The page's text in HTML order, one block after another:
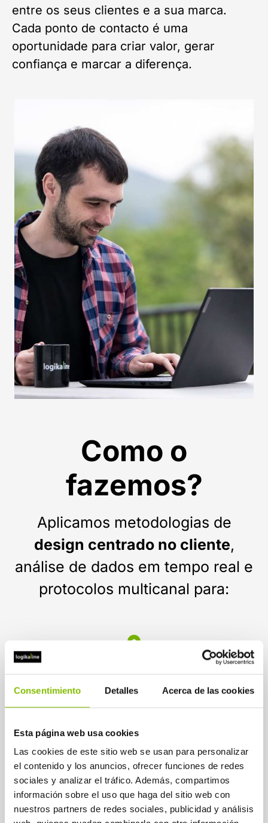
Consentimiento Detalles Acerca de las cookies
Esta página web usa cookies
Las cookies de este sitio web se usan para personalizar
el contenido y los anuncios, ofrecer funciones de redes
sociales y analizar el tráfico. Además, compartimos
información sobre el uso que haga del sitio web con
nuestros partners de redes sociales, publicidad y análisis
entre os seus clientes e a sua marca.
Cada ponto de contacto é uma
oportunidade para criar valor, gerar
confiança e marcar a diferença.
Como o
fazemos?
Aplicamos metodologias de
design centrado no cliente,
análise de dados em tempo real e
protocolos multicanal para:
Mapear percurso do cliente
e identificar momentos-chave de impacto.
Medir a experiência
através de indicadores como NPS, CES ou
CSAT.